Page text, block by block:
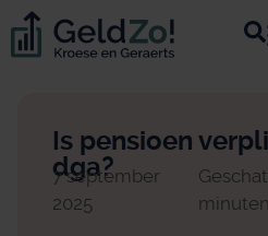
Is pensioen
dga?
7 september
2025
minuten